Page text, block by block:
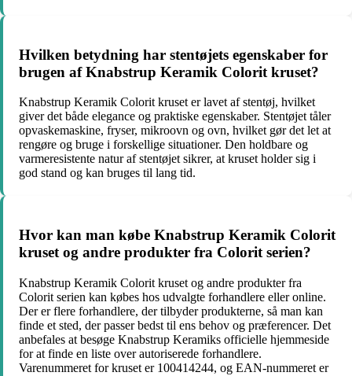
Hvilken betydning har stentøjets egenskaber for
brugen af Knabstrup Keramik Colorit kruset?
Knabstrup Keramik Colorit kruset er lavet af stentøj, hvilket
giver det både elegance og praktiske egenskaber. Stentøjet tåler
opvaskemaskine, fryser, mikroovn og ovn, hvilket gør det let at
rengøre og bruge i forskellige situationer. Den holdbare og
varmeresistente natur af stentøjet sikrer, at kruset holder sig i
god stand og kan bruges til lang tid.
Hvor kan man købe Knabstrup Keramik Colorit
kruset og andre produkter fra Colorit serien?
Knabstrup Keramik Colorit kruset og andre produkter fra
Colorit serien kan købes hos udvalgte forhandlere eller online.
Der er flere forhandlere, der tilbyder produkterne, så man kan
finde et sted, der passer bedst til ens behov og præferencer. Det
anbefales at besøge Knabstrup Keramiks officielle hjemmeside
for at finde en liste over autoriserede forhandlere.
Varenummeret for kruset er 100414244, og EAN-nummeret er